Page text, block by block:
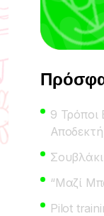
9 Τρόποι
“Μαζί
Pilot